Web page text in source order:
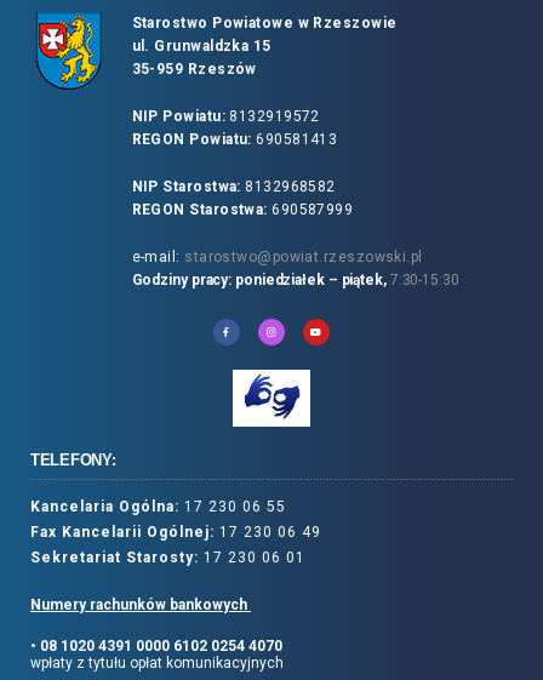
Starostwo Powiatowe w Rzeszowie
ul. Grunwaldzka 15
35-959 Rzeszów
NIP Powiatu:8132919572
REGON Powiatu: 690581413
NIP Starostwa: 8132968582
REGON Starostwa: 690587999
e-mail: starostwo@powiat.rzeszowski.pl
Godziny pracy: poniedziałek – piątek, 7:30-15:30
TELEFONY:
Kancelaria Ogólna: 17 230 06 55
Fax Kancelarii Ogólnej: 17 230 06 49
Sekretariat Starosty: 17 230 06 01
Numery rachunków bankowych
• 08 1020 4391 0000 6102 0254 4070
wpłaty z tytułu opłat komunikacyjnych